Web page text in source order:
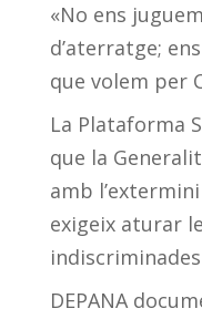
«No ens
d’aterratge;
que volem per
La Plataforma
que la
amb
exigeix aturar
indiscriminades
DEPANA